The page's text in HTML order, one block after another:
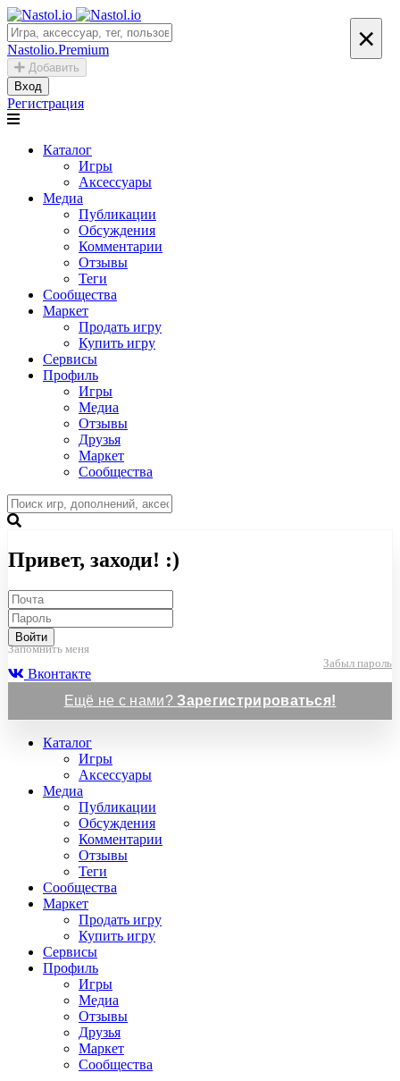
Nastolio.Premium
Добавить
Вход
Регистрация
Каталог
Игры
Аксессуары
Медиа
Публикации
Обсуждения
Комментарии
Отзывы
Теги
Сообщества
Маркет
Продать игру
Купить игру
Сервисы
Профиль
Игры
Медиа
Отзывы
Друзья
Маркет
Сообщества
×
Привет, заходи! :)
Войти
Запомнить меня
Забыл пароль
Вконтакте
Ещё не с нами?Зарегистрироваться!
Каталог
Игры
Аксессуары
Медиа
Публикации
Обсуждения
Комментарии
Отзывы
Теги
Сообщества
Маркет
Продать игру
Купить игру
Сервисы
Профиль
Игры
Медиа
Отзывы
Друзья
Маркет
Сообщества